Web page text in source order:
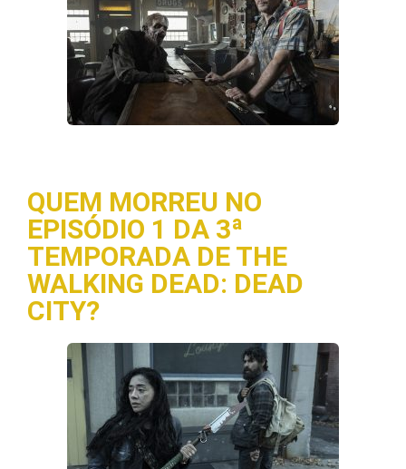
QUEM MORREU NO
EPISÓDIO 1 DA 3ª
TEMPORADA DE THE
WALKING DEAD: DEAD
CITY?